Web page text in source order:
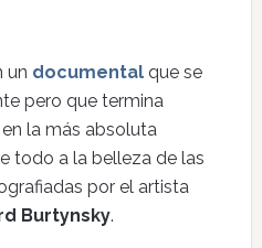
un documentalque se
pero que termina
la más absoluta
todo a la belleza de las
por el artista
Burtynsky.